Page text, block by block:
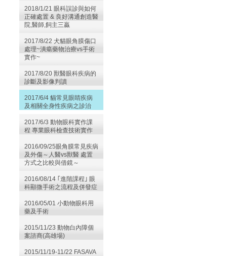
2018/1/21 眼科誤診與如何
正確處置 & 良好溝通創造醫
院,醫師,飼主三贏
2017/8/22 犬貓眼角膜傷口
處理~潰瘍藥物治療vs手術
實作~
2017/8/20 獸醫眼科疾病的
診斷及影像判讀
2017/6/4 貓常見眼睛疾病
及相關全身性疾病之診治
2017/6/3 動物眼科實作課
程 專業眼科檢查技術實作
2016/09/25眼角膜常見疾病
及外傷～人醫vs獸醫 處置
方式之比較與借鏡～
2016/08/14 ｢進階課程｣ 眼
科顯微手術之流程及併發症
2016/05/01 小動物眼科用
藥及手術
2015/11/23 動物白內障個
案諮商(高雄場)
2015/11/19-11/22 FASAVA